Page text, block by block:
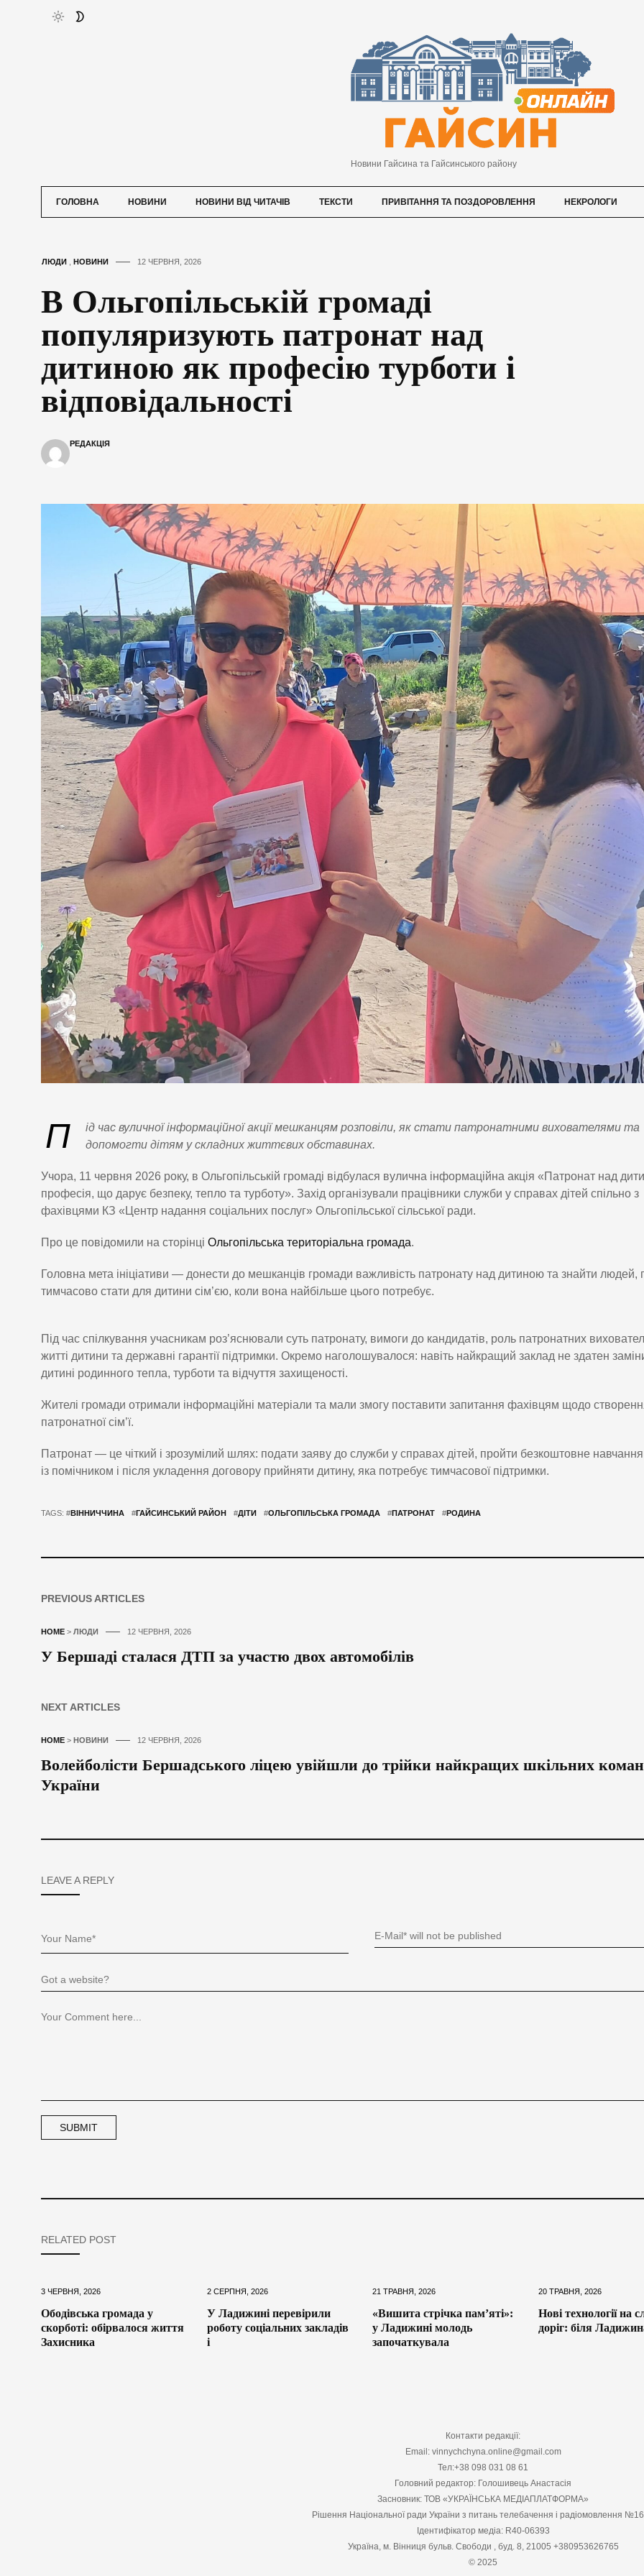
Новини Гайсина та Гайсинського району
ГОЛОВНА НОВИНИ НОВИНИ ВІД ЧИТАЧІВ ТЕКСТИ ПРИВІТАННЯ ТА ПОЗДОРОВЛЕННЯ НЕКРОЛОГИ
ЛЮДИ НОВИНИ 12 ЧЕРВНЯ, 2026
В Ольгопільській громаді
популяризують патронат над
дитиною як професію турботи і
відповідальності
РЕДАКЦІЯ
П
ід час вуличної інформаційної акції мешканцям розповіли, як стати патронатними вихователями та
допомогти дітям у складних життєвих обставинах.
Учора, 11 червня 2026 року, в Ольгопільській громаді відбулася вулична інформаційна акція «Патронат над
професія, що дарує безпеку, тепло та турботу». Захід організували працівники служби у справах дітей спільно з
фахівцями КЗ «Центр надання соціальних послуг» Ольгопільської сільської ради.
Про це повідомили на сторінці Ольгопільська територіальна громада.
Головна мета ініціативи — донести до мешканців громади важливість патронату над дитиною та знайти людей,
тимчасово стати для дитини сім’єю, коли вона найбільше цього потребує.
Під час спілкування учасникам роз’яснювали суть патронату, вимоги до кандидатів, роль патронатних
житті дитини та державні гарантії підтримки. Окремо наголошувалося: навіть найкращий заклад не здатен
дитині родинного тепла, турботи та відчуття захищеності.
Жителі громади отримали інформаційні матеріали та мали змогу поставити запитання фахівцям щодо
патронатної сім’ї.
Патронат — це чіткий і зрозумілий шлях: подати заяву до служби у справах дітей, пройти безкоштовне
із помічником і після укладення договору прийняти дитину, яка потребує тимчасової підтримки.
TAGS: #ВІННИЧЧИНА #ГАЙСИНСЬКИЙ РАЙОН #ДІТИ #ОЛЬГОПІЛЬСЬКА ГРОМАДА #ПАТРОНАТ #РОДИНА
PREVIOUS ARTICLES
HOME > ЛЮДИ 12 ЧЕРВНЯ, 2026
У Бершаді сталася ДТП за участю двох автомобілів
NEXT ARTICLES
HOME > НОВИНИ 12 ЧЕРВНЯ, 2026
Волейболісти Бершадського ліцею увійшли до трійки найкращих шкільних
України
LEAVE A REPLY
RELATED POST
3 ЧЕРВНЯ, 2026
Ободівська громада у
скорботі: обірвалося життя
Захисника
2 СЕРПНЯ, 2026
У Ладижині перевірили
роботу соціальних закладів
і
21 ТРАВНЯ, 2026
«Вишита стрічка пам’яті»:
у Ладижині молодь
започаткувала
20 ТРАВНЯ, 2026
Нові технології на
доріг: біля
Контакти редакції:
Email: vinnychchyna.online@gmail.com
Тел:+38 098 031 08 61
Головний редактор: Голошивець Анастасія
Засновник: ТОВ «УКРАЇНСЬКА МЕДІАПЛАТФОРМА»
Рішення Національної ради України з питань телебачення і радіомовлення
Ідентифікатор медіа: R40-06393
Україна, м. Вінниця бульв. Свободи , буд. 8, 21005 +380953626765
© 2025